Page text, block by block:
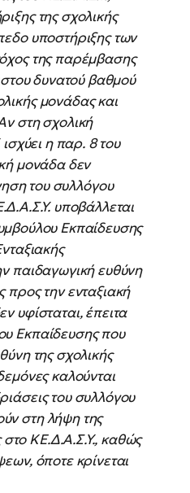
της σχολικής
υποστήριξης των
της παρέμβασης
δυνατού βαθμού
μονάδας και
στη σχολική
η παρ. 8 του
μονάδα δεν
του συλλόγου
υποβάλλεται
Εκπαίδευσης
παιδαγωγική ευθύνη
προς την ενταξιακή
υφίσταται, έπειτα
Εκπαίδευσης που
της σχολικής
καλούνται
του συλλόγου
στη λήψη της
ΚΕ.Δ.Α.Σ.Υ., καθώς
όποτε κρίνεται